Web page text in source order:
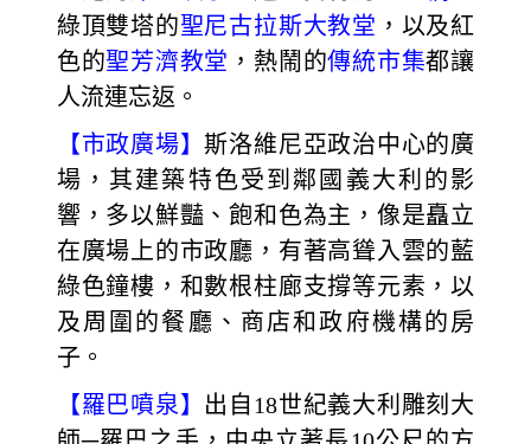
綠頂雙塔的聖尼古拉斯大教堂 ，以及紅
色的聖芳濟教堂 ，熱鬧的傳統市集都讓
人流連忘返。
【市政廣場】斯洛維尼亞政治中心的廣
場，其建築特色受到鄰國義大利的影
響，多以鮮豔、飽和色為主，像是矗立
在廣場上的市政廳，有著高聳入雲的藍
綠色鐘樓，和數根柱廊支撐等元素，以
及周圍的餐廳、商店和政府機構的房
子。
【羅巴噴泉】 出自18世紀義大利雕刻大